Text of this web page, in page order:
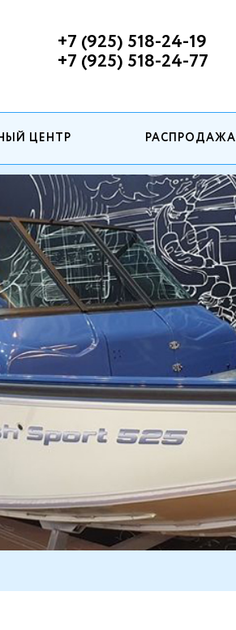
+7 (925) 518-24-19
+7 (925) 518-24-77
ЦЕНТР РАСПРОДАЖА